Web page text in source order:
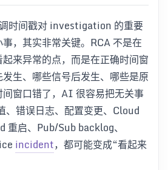
时间戳对 investigation 的重要
，其实非常关键。RCA 不是在
来异常的点，而是在正确时间窗
生、哪些信号后发生、哪些是原
窗口错了，AI 很容易把无关事
、错误日志、配置变更、Cloud
重启、Pub/Sub backlog、
incident，都可能变成“看起来